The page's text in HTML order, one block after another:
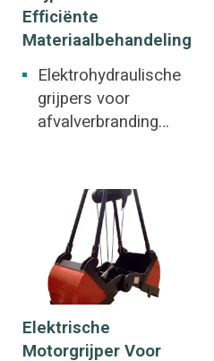
Efficiënte
Materiaalbehandeling
Elektrohydraulische
grijpers voor
afvalverbranding
verwijdering van
schrootstaal en oude
batterijen.
Onregelmatige
bulkmaterialen zoals
schrootstaal,
ruwijzer, stenen.
Elektrische
Motorgrijper Voor